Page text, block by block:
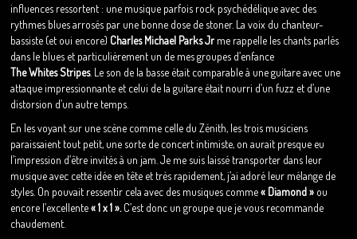
influences ressortent : une musique parfois rock psychédélique avec des
rythmes blues arrosés par une bonne dose de stoner. La voix du chanteur-
bassiste (et oui encore) Charles Michael Parks Jr me rappelle les chants parlés
dans le blues et particulièrement un de mes groupes d’enfance
The Whites Stripes. Le son de la basse était comparable à une guitare avec une
attaque impressionnante et celui de la guitare était nourri d’un fuzz et d’une
distorsion d’un autre temps.
En les voyant sur une scène comme celle du Zénith, les trois musiciens
paraissaient tout petit, une sorte de concert intimiste, on aurait presque eu
l’impression d’être invités à un jam. Je me suis laissé transporter dans leur
musique avec cette idée en tête et très rapidement, j’ai adoré leur mélange de
styles. On pouvait ressentir cela avec des musiques comme« Diamond » ou
encore l’excellente« 1 x 1 ». C’est donc un groupe que je vous recommande
chaudement.